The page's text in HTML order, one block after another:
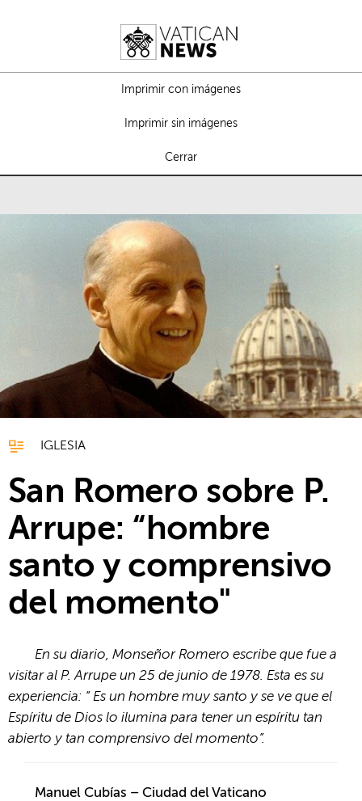
Imprimir con imágenes
Imprimir sin imágenes
Cerrar
IGLESIA
San Romero sobre P.
Arrupe: “hombre
santo y comprensivo
del momento"
En su diario, Monseñor Romero escribe que fue a
visitar al P. Arrupe un 25 de junio de 1978. Esta es su
experiencia: “ Es un hombre muy santo y se ve que el
Espíritu de Dios lo ilumina para tener un espíritu tan
abierto y tan comprensivo del momento”.
Manuel Cubías – Ciudad del Vaticano